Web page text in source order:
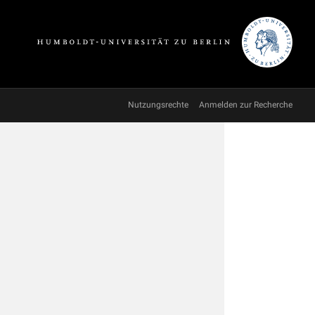
Nutzungsrechte Anmelden zur Recherche